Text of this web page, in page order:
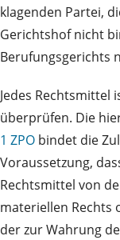
klagenden Partei,
Gerichtshof nicht
Berufungsgerichts
Jedes Rechtsmittel
überprüfen. Die
1 ZPO bindet die
Voraussetzung,
Rechtsmittel von
materiellen Rechts
der zur Wahrung